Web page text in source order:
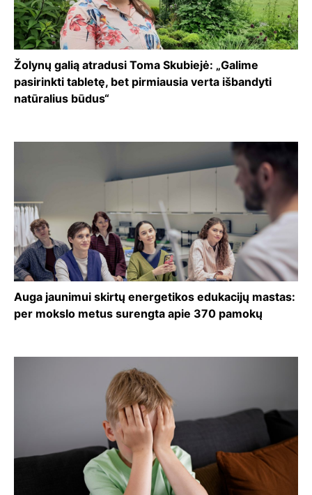
Žolynų galią atradusi Toma Skubiejė: „Galime
pasirinkti tabletę, bet pirmiausia verta išbandyti
natūralius būdus“
Auga jaunimui skirtų energetikos edukacijų mastas:
per mokslo metus surengta apie 370 pamokų